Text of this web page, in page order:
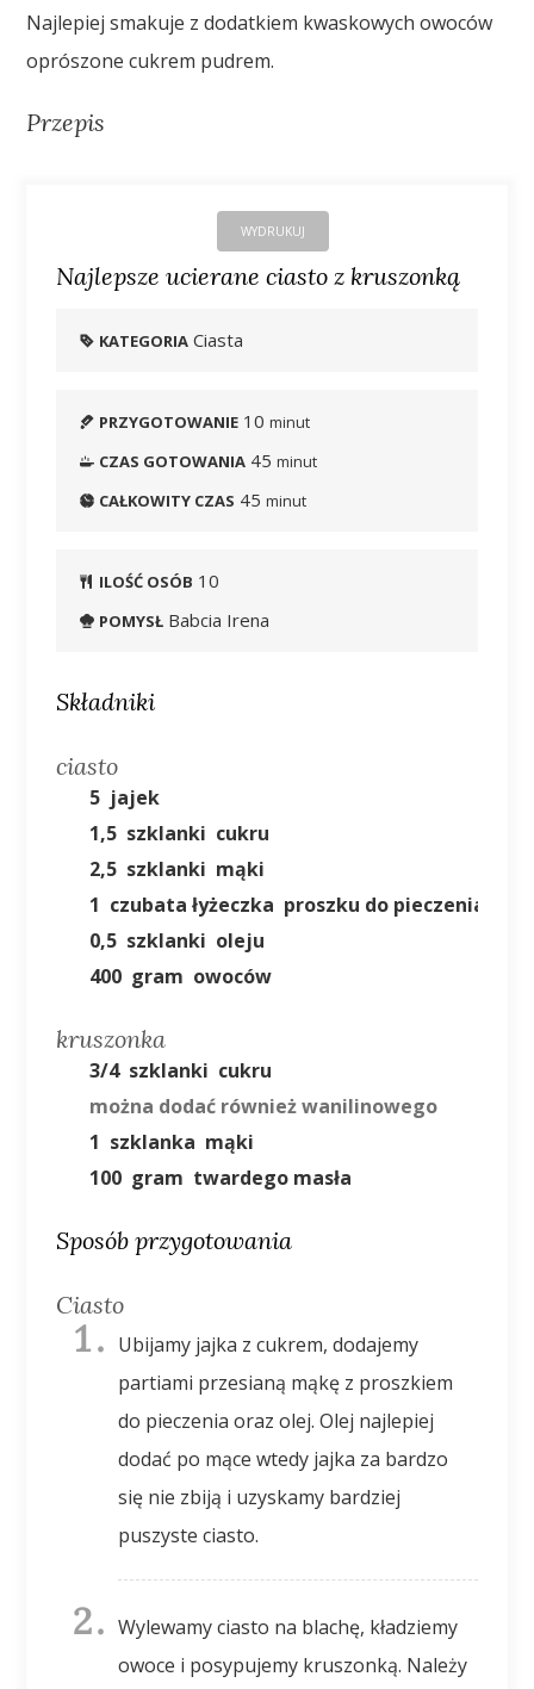
Najlepiej smakuje z dodatkiem kwaskowych owoców
oprószone cukrem pudrem.
Przepis
WYDRUKUJ
Najlepsze ucierane ciasto z kruszonką
KATEGORIA Ciasta
PRZYGOTOWANIE 10 minut
CZAS GOTOWANIA 45 minut
CAŁKOWITY CZAS 45 minut
ILOŚĆ OSÓB 10
POMYSŁ Babcia Irena
Składniki
ciasto
5 jajek
1,5 szklanki cukru
2,5 szklanki mąki
1 czubata łyżeczka proszku do pieczenia
0,5 szklanki oleju
400 gram owoców
kruszonka
3/4 szklanki cukru
można dodać również wanilinowego
1 szklanka mąki
100 gram twardego masła
Sposób przygotowania
Ciasto
Ubijamy jajka z cukrem, dodajemy
partiami przesianą mąkę z proszkiem
do pieczenia oraz olej. Olej najlepiej
dodać po mące wtedy jajka za bardzo
się nie zbiją i uzyskamy bardziej
puszyste ciasto.
Wylewamy ciasto na blachę, kładziemy
owoce i posypujemy kruszonką. Należy